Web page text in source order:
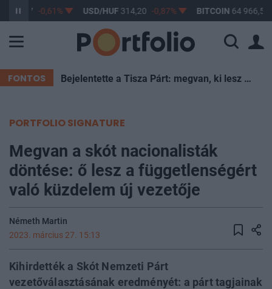
363,17 -0,61% USD/HUF314,20 -0,87% BITCOIN64 966,50
FONTOS Bejelentette a Tisza Párt: megvan, ki lesz Magyarország új köztársasági elnöke
PORTFOLIO SIGNATURE
Megvan a skót nacionalisták
döntése: ő lesz a függetlenségért
való küzdelem új vezetője
Németh Martin
2023. március 27. 15:13
Kihirdették a Skót Nemzeti Párt
vezetőválasztásának eredményét: a párt tagjainak